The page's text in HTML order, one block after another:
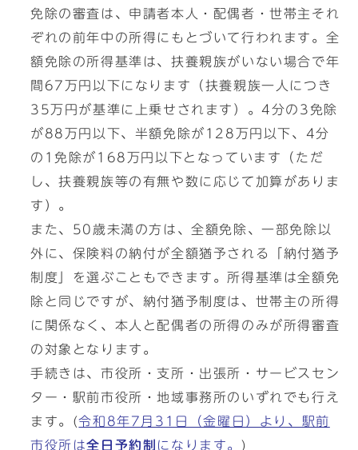
免除の審査は、申請者本人・配偶者・世帯主それ
ぞれの前年中の所得にもとづいて行われます。全
額免除の所得基準は、扶養親族がいない場合で年
間67万円以下になります（扶養親族一人につき
35万円が基準に上乗せされます）。4分の3免除
が88万円以下、半額免除が128万円以下、4分
の1免除が168万円以下となっています（ただ
し、扶養親族等の有無や数に応じて加算がありま
す）。
また、50歳未満の方は、全額免除、一部免除以
外に、保険料の納付が全額猶予される「納付猶予
制度」を選ぶこともできます。所得基準は全額免
除と同じですが、納付猶予制度は、世帯主の所得
に関係なく、本人と配偶者の所得のみが所得審査
の対象となります。
手続きは、市役所・支所・出張所・サービスセン
ター・駅前市役所・地域事務所のいずれでも行え
ます。(令和8年7月31日（金曜日）より、駅前
市役所は全日予約制 になります。 )